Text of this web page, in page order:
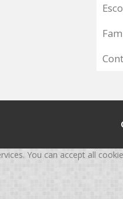
You can accept all